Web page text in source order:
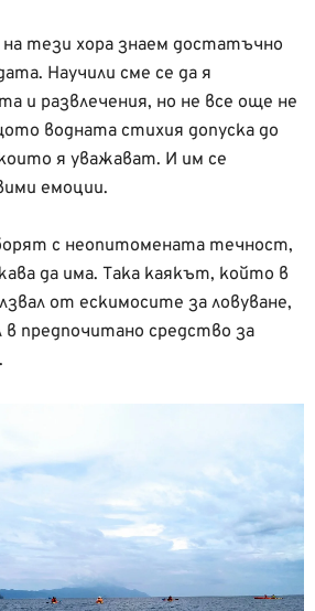
на тези хора знаем достатъчно
Научили сме се да я
и развлечения, но не все още не
водната стихия допуска до
я уважават. И им се
емоции.
с неопитомената течност,
да има. Така каякът, който в
от ескимосите за ловуване,
в предпочитано средство за